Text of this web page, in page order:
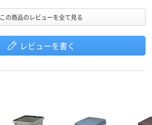
この商品のレビューを全て見る
レビューを書く